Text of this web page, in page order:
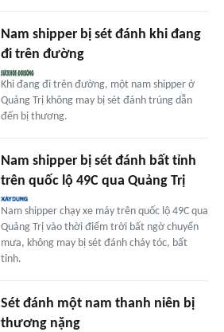
Nam shipper bị sét đánh khi đang
đi trên đường
Khi đang đi trên đường, một nam shipper ở
Quảng Trị không may bị sét đánh trúng dẫn
đến bị thương.
Nam shipper bị sét đánh bất tỉnh
trên quốc lộ 49C qua Quảng Trị
Nam shipper chạy xe máy trên quốc lộ 49C qua
Quảng Trị vào thời điểm trời bất ngờ chuyển
mưa, không may bị sét đánh cháy tóc, bất
tỉnh.
Sét đánh một nam thanh niên bị
thương nặng